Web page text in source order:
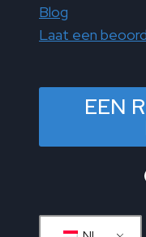
Blog
Laat een
EEN